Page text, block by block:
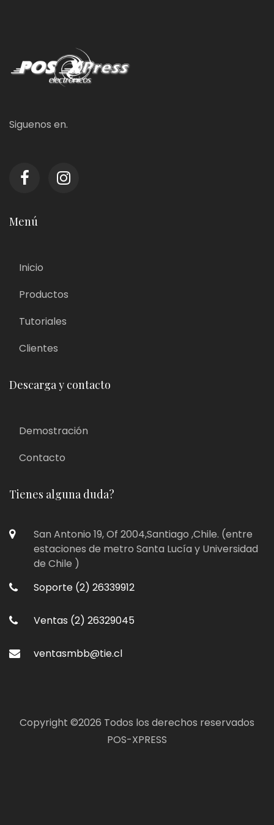
Siguenos en.
Menú
Inicio
Productos
Tutoriales
Clientes
Descarga y contacto
Demostración
Contacto
Tienes alguna duda?
San Antonio 19, Of 2004,Santiago ,Chile. (entre
estaciones de metro Santa Lucía y Universidad
de Chile )
Soporte (2) 26339912
Ventas (2) 26329045
ventasmbb@tie.cl
Copyright ©2026 Todos los derechos reservados
POS-XPRESS